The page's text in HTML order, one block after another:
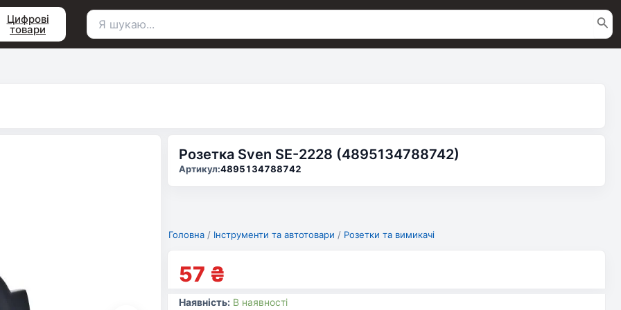
Цифрові
товари
Пошук
Розетка Sven SE-2228 (4895134788742)
Артикул:4895134788742
Головна / Інструменти та автотовари / Розетки та вимикачі
57 ₴
Наявність: В наявності